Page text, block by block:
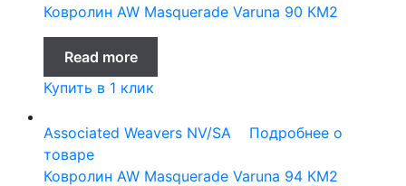
Ковролин AW Masquerade Varuna 90 КМ2
Read more
Купить в 1 клик
Associated Weavers NV/SA
Подробнее о
товаре
Ковролин AW Masquerade Varuna 94 КМ2